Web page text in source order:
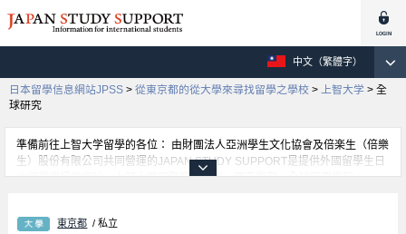
中文（繁體字）
日本留學信息網站JPSS > 從東京都的從大學來尋找留學之學校 > 上智大学 > 全
球研究
準備前往上智大学留學的各位： 由財團法人亞洲學生文化協會及倍楽生（倍樂
生）股份有限公司共同營運的JAPAN STUDY SUPPORT是提供外國留學生日
本留學資訊的網站。上智大学國際教養學部、理工學部、全球研究學部、
別刊載在此網站。有需要上智大学留學資訊的各位同學，請多多利用此網站查
東京都 / 私立